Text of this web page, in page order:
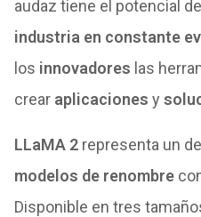
audaz tiene el potencial de
industria en constante
los innovadores las
crear aplicaciones y
LLaMA 2representa un
modelos de renombre
Disponible en tres